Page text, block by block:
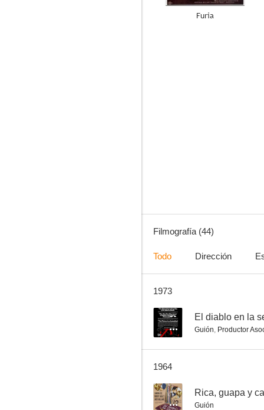
Furia
Encuentro en la noche
Filmografía (44)
Todo Dirección
1973
-- El diablo en la
Guión, Productor
1964
-- Rica, guapa y
Guión